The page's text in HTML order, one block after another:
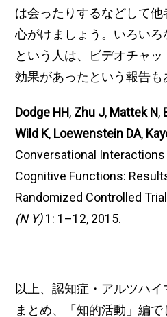
は会ったりするなどして
心がけましょう。いろい
という人は、ビデオチャ
効果があったという報告も
Dodge HH, Zhu J, Mattek N,
Wild K, Loewenstein DA,
Conversational
Cognitive Functions:
Randomized Controlled
(N Y)1: 1–12, 2015.
以上、認知症・アルツハ
まとめ、「知的活動」編